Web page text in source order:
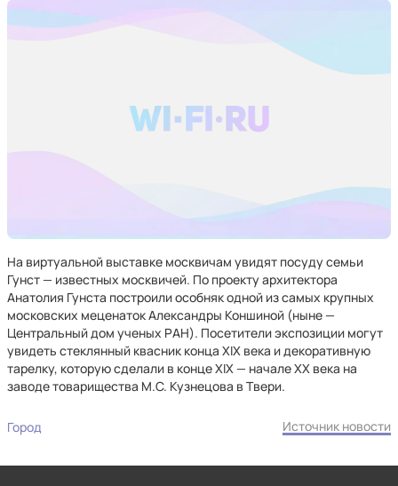
На виртуальной выставке москвичам увидят посуду семьи
Гунст — известных москвичей. По проекту архитектора
Анатолия Гунста построили особняк одной из самых крупных
московских меценаток Александры Коншиной (ныне —
Центральный дом ученых РАН). Посетители экспозиции могут
увидеть стеклянный квасник конца XIX века и декоративную
тарелку, которую сделали в конце XIX — начале ХХ века на
заводе товарищества М.С. Кузнецова в Твери.
Город Источник новости